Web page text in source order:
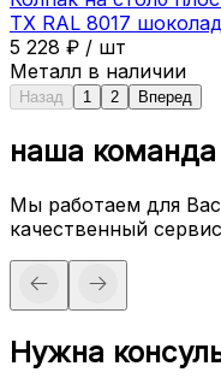
ТХ RAL 8017 шоколад
5 228 ₽ / шт
Металл в наличии
Назад 1 2 Вперед
наша команда
Мы работаем для
качественный
Нужна